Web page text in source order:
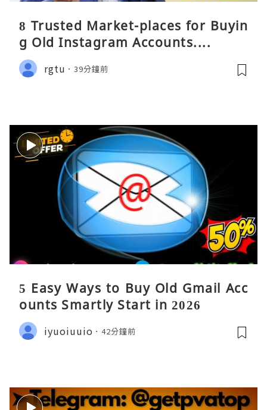
8 Trusted Market-places for Buyin
g Old Instagram Accounts....
rgtu 39分鐘前
5 Easy Ways to Buy Old Gmail Acc
ounts Smartly Start in 2026
iyuoiuuio 42分鐘前